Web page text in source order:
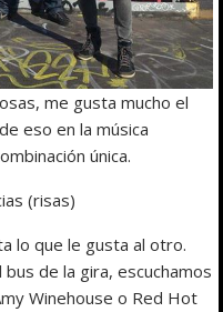
me gusta mucho el
eso en la música
única.
(risas)
lo que le gusta al otro.
de la gira, escuchamos
Winehouse o Red Hot